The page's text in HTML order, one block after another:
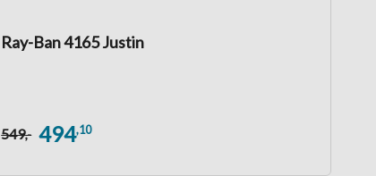
Ray-Ban 4165 Justin
549,- 494,10